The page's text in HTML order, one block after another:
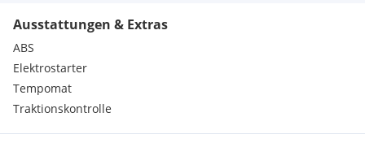
Informationen beiGINZINGER Innsbruck
Telefonisch unter
0512/277600 418 Roland
0512/277600 419 Max
Per Mail unter
Ausstattungen & Extras
ABS
Elektrostarter
Tempomat
Traktionskontrolle